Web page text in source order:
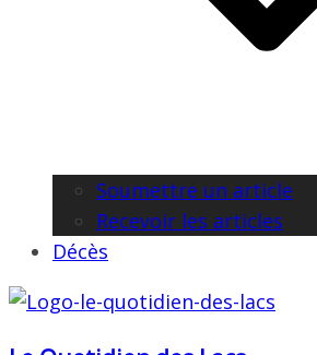
Soumettre un article
Recevoir les articles
Décès